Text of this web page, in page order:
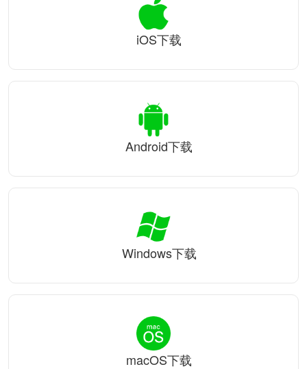
iOS下载
Android下载
Windows下载
macOS下载